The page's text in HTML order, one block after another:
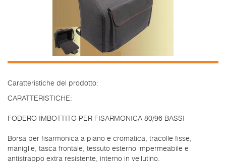
Caratteristiche del prodotto:
CARATTERISTICHE:
FODERO IMBOTTITO PER FISARMONICA 80/96 BASSI
Borsa per fisarmonica a piano e cromatica, tracolle fisse,
maniglie, tasca frontale, tessuto esterno impermeabile e
antistrappo extra resistente, interno in vellutino.